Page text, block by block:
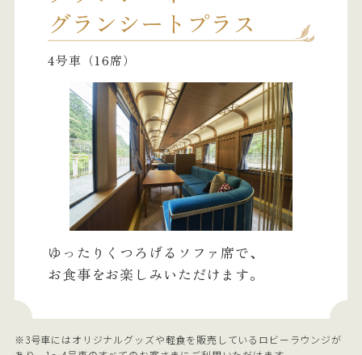
4号車（16席）
ゆったりくつろげるソファ席で、
お食事をお楽しみいただけます。
※3号車にはオリジナルグッズや軽食を販売しているロビーラウンジが